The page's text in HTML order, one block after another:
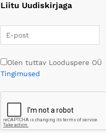
Liitu Uudiskirjaga
Olen tuttav Looduspere OÜ
Tingimused